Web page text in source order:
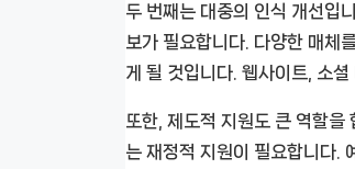
두 번째는 대중의 인식 개선입
보가 필요합니다. 다양한 매체
게 될 것입니다. 웹사이트, 소
또한, 제도적 지원도 큰 역할을
는 재정적 지원이 필요합니다.